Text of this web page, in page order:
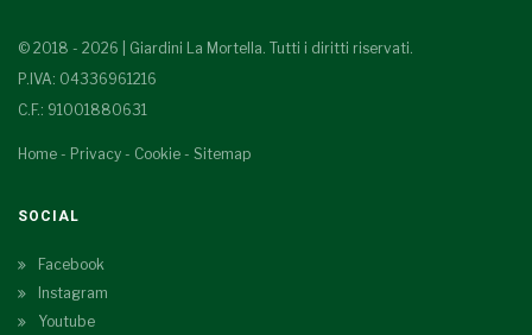
© 2018 - 2026 | Giardini La Mortella. Tutti i diritti riservati.
P.IVA: 04336961216
C.F.: 91001880631
Home - Privacy - Cookie - Sitemap
SOCIAL
Facebook
Instagram
Youtube